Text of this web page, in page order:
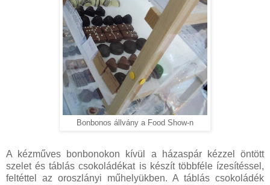
Bonbonos állvány a Food Show-n
A kézműves bonbonokon kívül a házaspár kézzel öntött
szelet és táblás csokoládékat is készít többféle ízesítéssel,
feltéttel az oroszlányi műhelyükben. A táblás csokoládék